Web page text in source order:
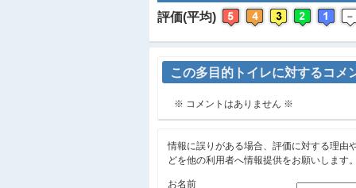
評価(平均)
この多目的トイレに対するコメ
※ コメントはありません ※
情報に誤りがある場合、評価に対する理由
どを他の利用者へ情報提供をお願いします
お名前